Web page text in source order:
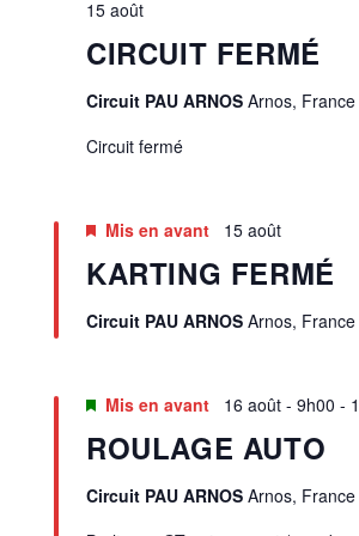
CIRCUIT FERMÉ
15 août
Circuit PAU ARNOS Arnos, France
Circuit fermé
KARTING FERMÉ
Mis en avant 15 août
Circuit PAU ARNOS Arnos, France
ROULAGE AUTO
Mis en avant 16 août - 9h00 -
Circuit PAU ARNOS Arnos, France